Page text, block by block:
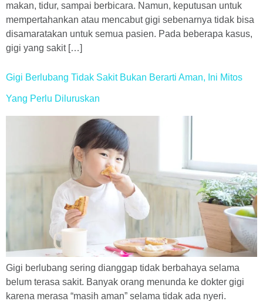
makan, tidur, sampai berbicara. Namun, keputusan untuk
mempertahankan atau mencabut gigi sebenarnya tidak bisa
disamaratakan untuk semua pasien. Pada beberapa kasus,
gigi yang sakit […]
Gigi Berlubang Tidak Sakit Bukan Berarti Aman, Ini Mitos
Yang Perlu Diluruskan
Gigi berlubang sering dianggap tidak berbahaya selama
belum terasa sakit. Banyak orang menunda ke dokter gigi
karena merasa “masih aman” selama tidak ada nyeri.